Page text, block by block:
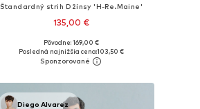
Štandardný strih Džínsy 'H-Re.Maine'
135,00 €
Dostupné v mnohých veľkostiach
Pridať do košíka
Pôvodne: 169,00 €
Posledná najnižšia cena:103,50 €
Diego Alvarez